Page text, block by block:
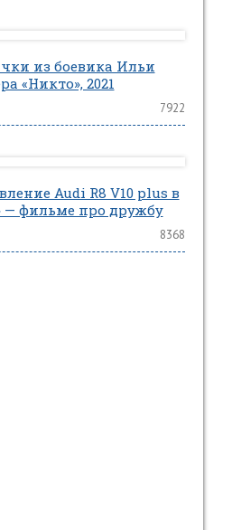
из боевика Ильи
«Никто», 2021
7922
Audi R8 V10 plus в
— фильме про дружбу
8368